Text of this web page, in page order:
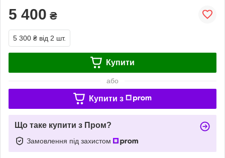
5 400 ₴
5 300 ₴ від 2 шт.
Купити
або
Купити з
Що таке купити з Пром?
Замовлення під захистом